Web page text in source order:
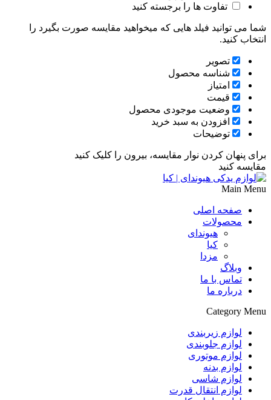
تفاوت ها را برجسته کنید
شما می توانید فیلد هایی که میخواهید مقایسه صورت بگیرد را
انتخاب کنید.
تصویر
شناسه محصول
امتیاز
قیمت
وضعیت موجودی محصول
افزودن به سبد خرید
توضیحات
برای پنهان کردن نوار مقایسه، بیرون را کلیک کنید
مقایسه کنید
Main Menu
صفحه اصلی
محصولات
هیوندای
کیا
مزدا
وبلاگ
تماس با ما
درباره ما
Category Menu
لوازم زیربندی
لوازم جلوبندی
لوازم موتوری
لوازم بدنه
لوازم شاسی
لوازم انتقال قدرت